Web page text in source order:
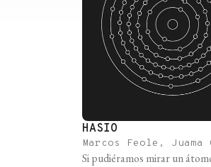
HASIO
Marcos Feole, Juama
Si pudiéramos mirar un